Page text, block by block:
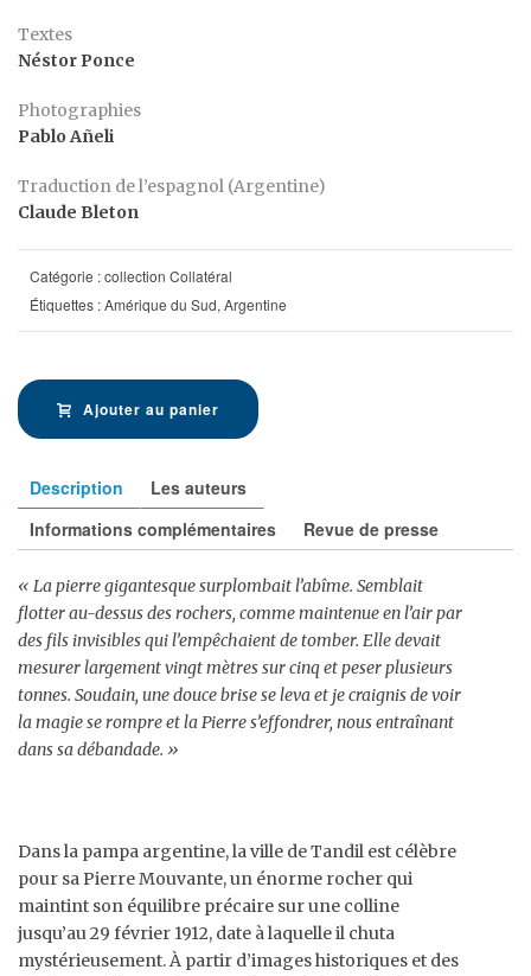
Textes
Néstor Ponce
Photographies
Pablo Añeli
Traduction de l’espagnol (Argentine)
Claude Bleton
Catégorie :collection Collatéral
Étiquettes :Amérique du Sud, Argentine
Ajouter au panier
Description
Les auteurs
Informations complémentaires
Revue de presse
« La pierre gigantesque surplombait l’abîme. Semblait
flotter au-dessus des rochers, comme maintenue en l’air par
des fils invisibles qui l’empêchaient de tomber. Elle devait
mesurer largement vingt mètres sur cinq et peser plusieurs
tonnes. Soudain, une douce brise se leva et je craignis de voir
la magie se rompre et la Pierre s’effondrer, nous entraînant
dans sa débandade. »
Dans la pampa argentine, la ville de Tandil est célèbre
pour sa Pierre Mouvante, un énorme rocher qui
maintint son équilibre précaire sur une colline
jusqu’au 29 février 1912, date à laquelle il chuta
mystérieusement. À partir d’images historiques et des